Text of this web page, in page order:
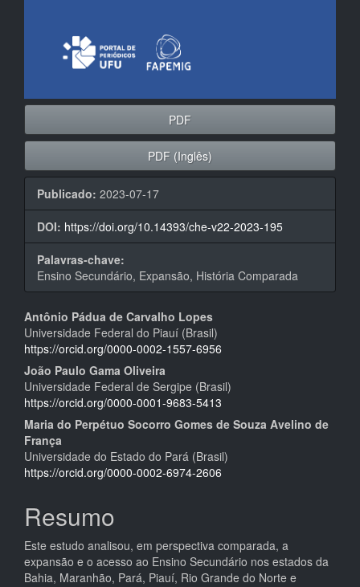
PDF
PDF (Inglês)
Publicado: 2023-07-17
DOI: https://doi.org/10.14393/che-v22-2023-195
Palavras-chave:
Ensino Secundário, Expansão, História Comparada
Conteúdo
do
artigo
principal
Antônio Pádua de Carvalho Lopes
Universidade Federal do Piauí (Brasil)
https://orcid.org/0000-0002-1557-6956
João Paulo Gama Oliveira
Universidade Federal de Sergipe (Brasil)
https://orcid.org/0000-0001-9683-5413
Maria do Perpétuo Socorro Gomes de Souza Avelino de
França
Universidade do Estado do Pará (Brasil)
https://orcid.org/0000-0002-6974-2606
Resumo
Este estudo analisou, em perspectiva comparada, a
expansão e o acesso ao Ensino Secundário nos estados da
Bahia, Maranhão, Pará, Piauí, Rio Grande do Norte e